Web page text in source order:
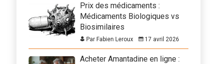
Prix des médicaments :
Médicaments Biologiques vs
Biosimilaires
Par Fabien Leroux 17 avril 2026
Acheter Amantadine en ligne :